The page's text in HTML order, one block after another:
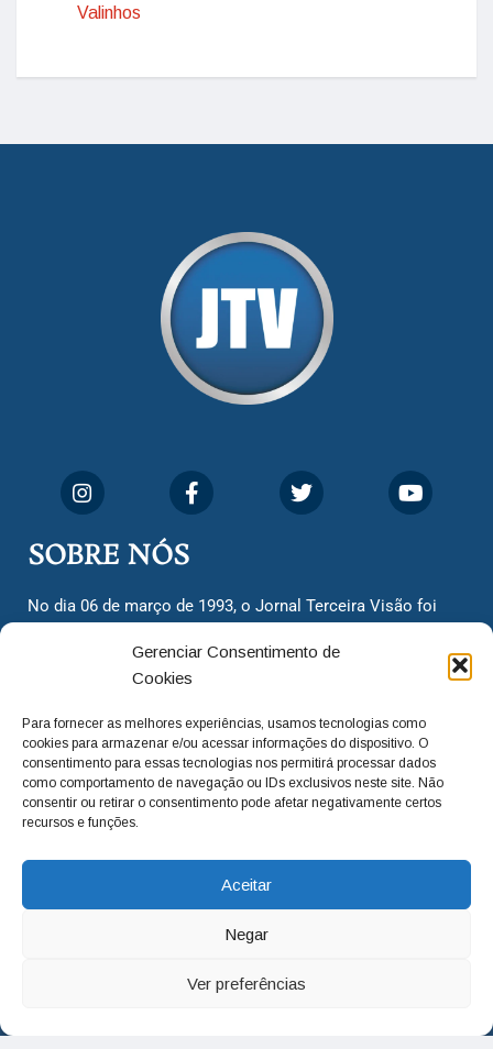
Gerenciar Consentimento de
Cookies
Para fornecer as melhores experiências, usamos tecnologias como
cookies para armazenar e/ou acessar informações do dispositivo. O
consentimento para essas tecnologias nos permitirá processar dados
como comportamento de navegação ou IDs exclusivos neste site. Não
consentir ou retirar o consentimento pode afetar negativamente certos
recursos e funções.
Aceitar
Negar
Ver preferências
Valinhos
SOBRE NÓS
No dia 06 de março de 1993, o Jornal Terceira Visão foi
cidadãos valinhenses, já que naquela época só existiam
dois jornais. Há mais de 30 anos, o jornal continua
com o foco de trazer as melhores notícias. Nunca
deixamos de lado as necessidades do cidadão, sempre
questionando os órgãos públicos em busca de melhorias
para a cidade e sempre cobrando resoluções para casos
adm@jtv.com.br
(19) 3929-6225